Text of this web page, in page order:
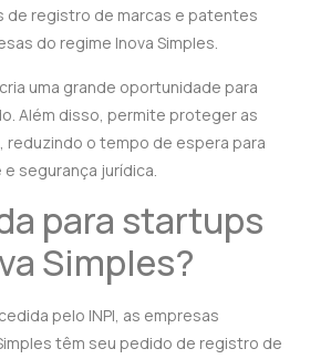
de registro de marcas e patentes
do regime Inova Simples.
uma grande oportunidade para
Além disso, permite proteger as
reduzindo o tempo de espera para
segurança jurídica.
para startups
Simples?
pelo INPI, as empresas
têm seu pedido de registro de